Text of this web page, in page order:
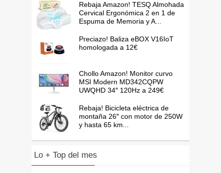
Rebaja Amazon! TESQ Almohada
Cervical Ergonómica 2 en 1 de
Espuma de Memoria y A...
Preciazo! Baliza eBOX V16IoT
homologada a 12€
Chollo Amazon! Monitor curvo
MSI Modern MD342CQPW
UWQHD 34″ 120Hz a 249€
Rebaja! Bicicleta eléctrica de
montaña 26″ con motor de 250W
y hasta 65 km...
Lo + Top del mes